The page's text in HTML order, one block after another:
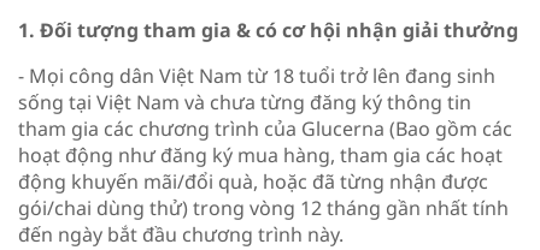
1. Đối tượng tham gia & có cơ hội nhận giải thưởng
- Mọi công dân Việt Nam từ 18 tuổi trở lên đang sinh
sống tại Việt Nam và chưa từng đăng ký thông tin
tham gia các chương trình của Glucerna (Bao gồm các
hoạt động như đăng ký mua hàng, tham gia các hoạt
động khuyến mãi/đổi quà, hoặc đã từng nhận được
gói/chai dùng thử) trong vòng 12 tháng gần nhất tính
đến ngày bắt đầu chương trình này.